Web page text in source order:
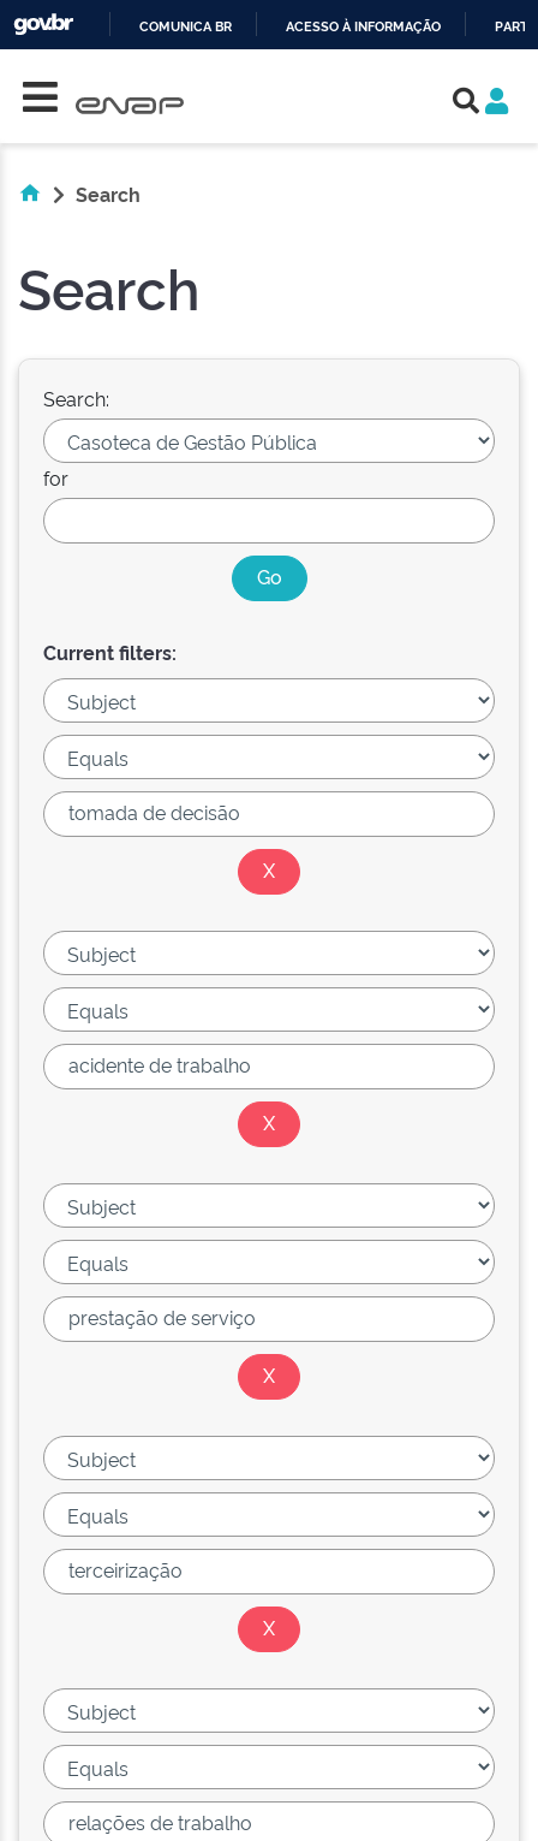
COMUNICA BR ACESSO À INFORMAÇÃO
Search
Search
Search:
for
Current filters: